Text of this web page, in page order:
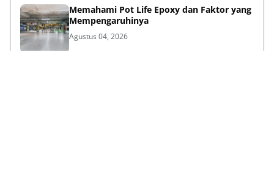
Memahami Pot Life Epoxy dan Faktor yang
Mempengaruhinya
Agustus 04, 2026